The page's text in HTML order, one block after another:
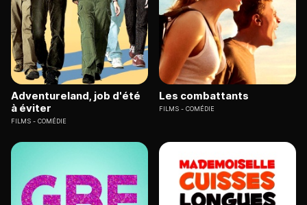
Adventureland, job d'été
à éviter
FILMS COMÉDIE
Les combattants
FILMS COMÉDIE